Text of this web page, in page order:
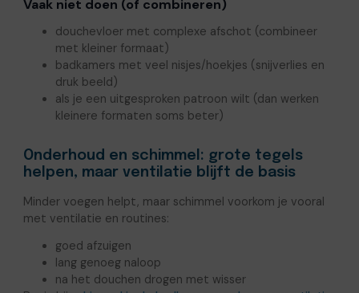
Vaak niet doen (of combineren)
douchevloer met complexe afschot (combineer
met kleiner formaat)
badkamers met veel nisjes/hoekjes (snijverlies en
druk beeld)
als je een uitgesproken patroon wilt (dan werken
kleinere formaten soms beter)
Onderhoud en schimmel: grote tegels
helpen, maar ventilatie blijft de basis
Minder voegen helpt, maar schimmel voorkom je vooral
met ventilatie en routines:
goed afzuigen
lang genoeg naloop
na het douchen drogen met wisser